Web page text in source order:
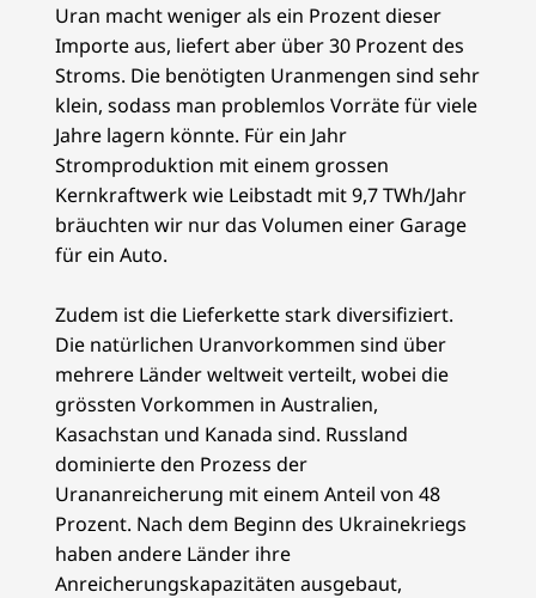
Uran macht weniger als ein Prozent dieser
Importe aus, liefert aber über 30 Prozent des
Stroms. Die benötigten Uranmengen sind sehr
klein, sodass man problemlos Vorräte für viele
Jahre lagern könnte. Für ein Jahr
Stromproduktion mit einem grossen
Kernkraftwerk wie Leibstadt mit 9,7 TWh/Jahr
bräuchten wir nur das Volumen einer Garage
für ein Auto.
Zudem ist die Lieferkette stark diversifiziert.
Die natürlichen Uranvorkommen sind über
mehrere Länder weltweit verteilt, wobei die
grössten Vorkommen in Australien,
Kasachstan und Kanada sind. Russland
dominierte den Prozess der
Urananreicherung mit einem Anteil von 48
Prozent. Nach dem Beginn des Ukrainekriegs
haben andere Länder ihre
Anreicherungskapazitäten ausgebaut,